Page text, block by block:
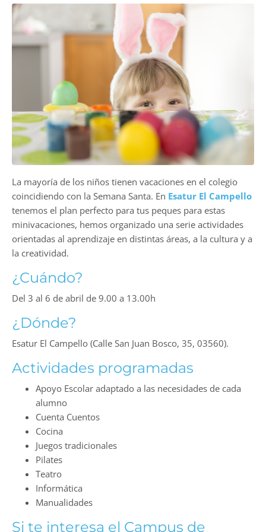
La mayoría de los niños tienen vacaciones en el colegio
coincidiendo con la Semana Santa. En Esatur El Campello
tenemos el plan perfecto para tus peques para estas
minivacaciones, hemos organizado una serie actividades
orientadas al aprendizaje en distintas áreas, a la cultura y a
la creatividad.
¿Cuándo?
Del 3 al 6 de abril de 9.00 a 13.00h
¿Dónde?
Esatur El Campello (Calle San Juan Bosco, 35, 03560).
Actividades programadas
Apoyo Escolar adaptado a las necesidades de cada
alumno
Cuenta Cuentos
Cocina
Juegos tradicionales
Pilates
Teatro
Informática
Manualidades
Si te interesa el Campus de